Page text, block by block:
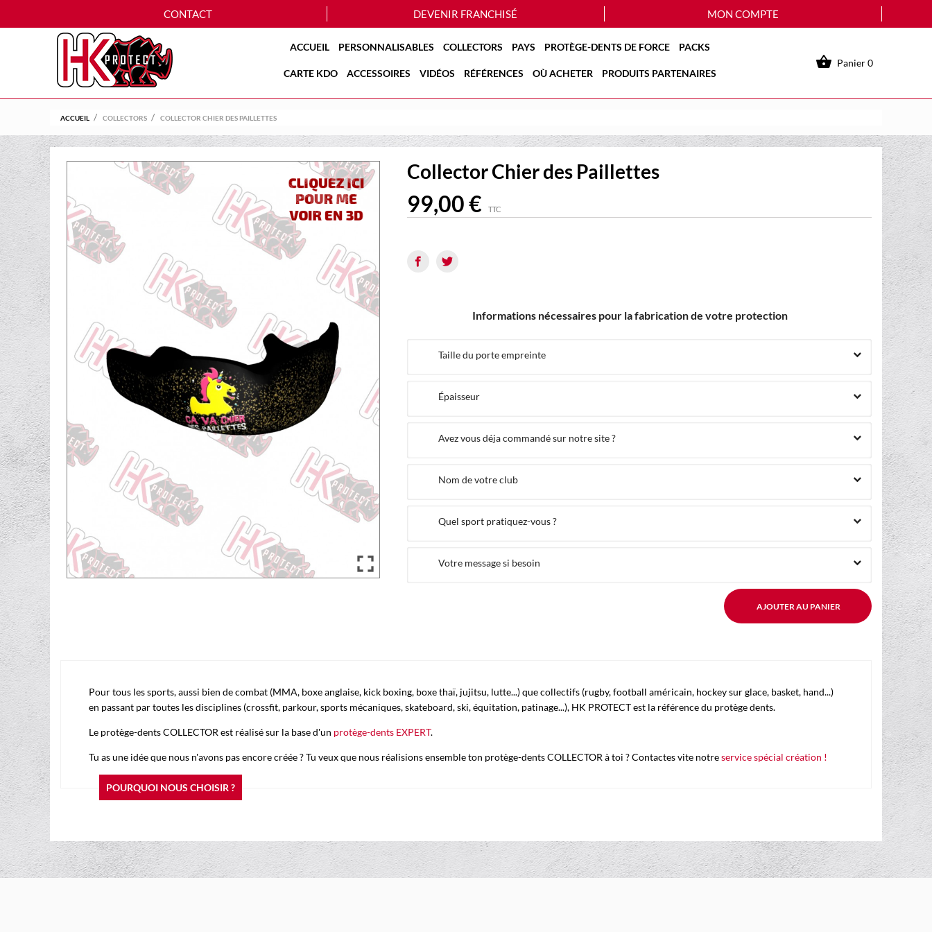
CONTACT DEVENIR FRANCHISÉ MON COMPTE
ACCUEIL PERSONNALISABLES COLLECTORS PAYS PROTÈGE-DENTS DE FORCE PACKS
CARTE KDO ACCESSOIRES VIDÉOS RÉFÉRENCES OÙ ACHETER PRODUITS PARTENAIRES
 Panier0
ACCUEIL COLLECTORS COLLECTOR CHIER DES PAILLETTES

Collector Chier des Paillettes
99,00 € TTC
Informations nécessaires pour la fabrication de votre protection
Taille du porte empreinte
Épaisseur
Avez vous déja commandé sur notre site ?
Nom de votre club
Quel sport pratiquez-vous ?
Votre message si besoin
AJOUTER AU PANIER
Pour tous les sports, aussi bien de combat (MMA, boxe anglaise, kick boxing, boxe thaï, jujitsu, lutte...) que collectifs (rugby, football américain, hockey sur glace, basket, hand...)
en passant par toutes les disciplines (crossfit, parkour, sports mécaniques, skateboard, ski, équitation, patinage...), HK PROTECT est la référence du protège dents.
Le protège-dents COLLECTOR est réalisé sur la base d'un protège-dents EXPERT.
Tu as une idée que nous n'avons pas encore créée ? Tu veux que nous réalisions ensemble ton protège-dents COLLECTOR à toi ? Contactes vite notreservice spécial création !
POURQUOI NOUS CHOISIR ?